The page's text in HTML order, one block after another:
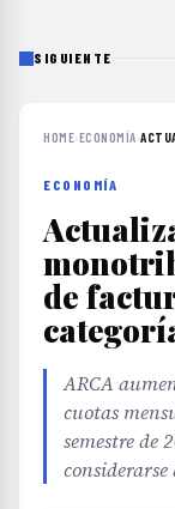
SIGUIENTE
HOME›ECONOMÍA›
ECONOMÍA
de
ARCA
cuotas
semestre de